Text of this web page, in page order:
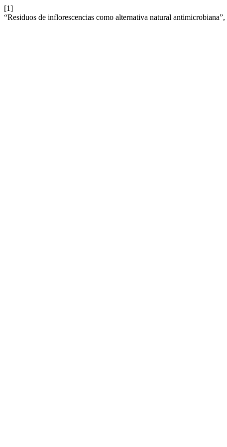
[1]
“Residuos de inflorescencias como alternativa natural antimicrobiana”,